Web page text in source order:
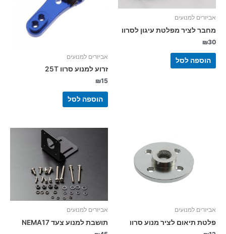
אביזרים למנועים
מחבר לציר מפלטת עיגון לסרוו
₪30
הוספה לסל אביזרים למנועים
זרוע למנוע סרוו 25T
₪15
הוספה לסל
אביזרים למנועים
פלטת תיאום לציר מנוע סרוו
אביזרים למנועים
תושבת למנוע צעד NEMA17